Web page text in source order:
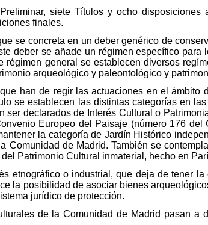
siete Títulos y ocho disposiciones
finales.
se concreta en un deber genérico de
deber se añade un régimen específico para
general se establecen diversos
arqueológico y paleontológico y
han de regir las actuaciones en el ámbito
se establecen las distintas categorías en
declarados de Interés Cultural o
Europeo del Paisaje (número 176 del
la categoría de Jardín Histórico
Comunidad de Madrid. También se
Patrimonio Cultural inmaterial, hecho en
etnográfico o industrial, que deja de tener
la posibilidad de asociar bienes
jurídico de protección.
de la Comunidad de Madrid pasan a